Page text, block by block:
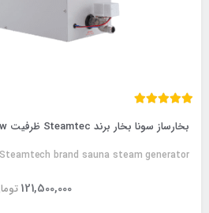
بخارساز سونا بخار برند Steamtec ظرفیت 9kw
Steamtech brand sauna steam generator
تومان121,500,000